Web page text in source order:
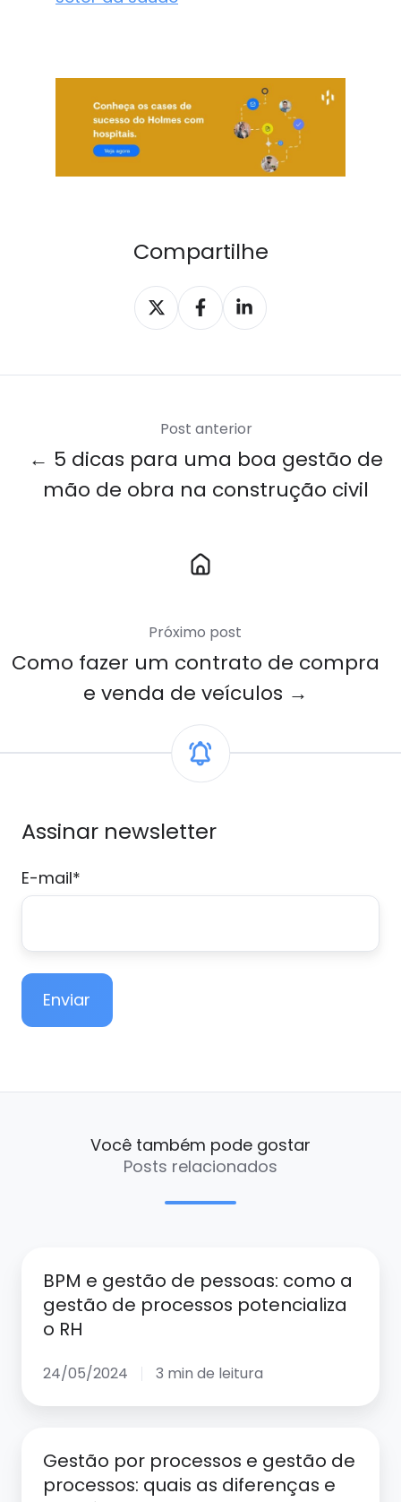
Compartilhe
Compartilhar
X
Compartilhar
Facebook
Compartilhar
LinkedIn
Post anterior
← 5 dicas para uma boa gestão de
mão de obra na construção civil
Link
Home
Próximo post
Como fazer um contrato de compra
e venda de veículos →
Assinar newsletter
E-mail*
Você também pode gostar
Posts relacionados
gestão
pessoas:
como
processos
BPM e gestão de pessoas: como a
gestão de processos potencializa
o RH
24/05/2024 3 min de leitura
por
processos
Gestão por processos e gestão de
processos: quais as diferenças e